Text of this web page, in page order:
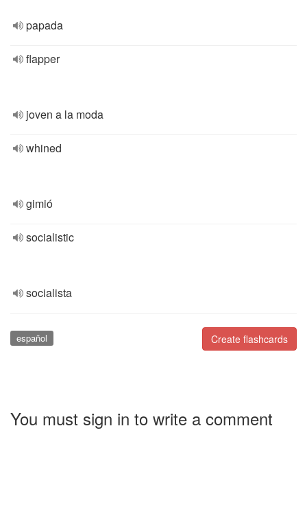
papada
flapper
joven a la moda
whined
gimió
socialistic
socialista
Create flashcards
español
You must sign in to write a comment